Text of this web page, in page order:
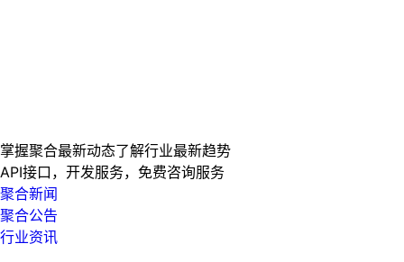
掌握聚合最新动态了解行业最新趋势
API接口，开发服务，免费咨询服务
聚合新闻
聚合公告
行业资讯